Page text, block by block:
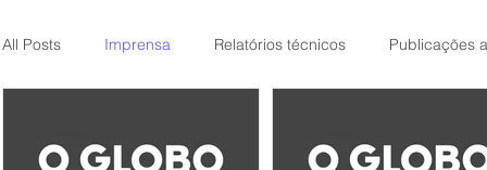
All Posts Imprensa Relatórios técnicos Publicações